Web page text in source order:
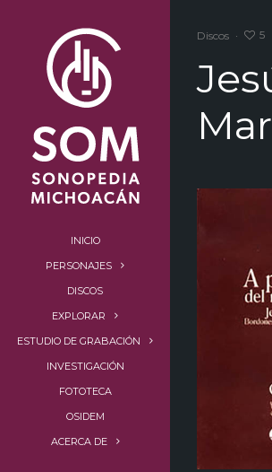
INICIO
PERSONAJES
DISCOS
EXPLORAR
ESTUDIO DE GRABACIÓN
INVESTIGACIÓN
FOTOTECA
OSIDEM
ACERCA DE
Discos · 5